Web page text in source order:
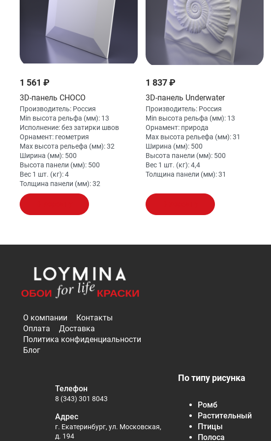
1 561 ₽
3D-панель CHOCO
Производитель: Россия
Min высота рельфа (мм): 13
Исполнение:без затирки швов
Орнамент: геометрия
Max высота рельефа (мм):32
Ширина (мм): 500
Высота панели (мм): 500
Вес 1 шт. (кг):4
Толщина панели (мм):32
1 837 ₽
3D-панель Underwater
Производитель: Россия
Min высота рельфа (мм): 13
Орнамент: природа
Max высота рельефа (мм):31
Ширина (мм): 500
Высота панели (мм): 500
Вес 1 шт. (кг):4,4
Толщина панели (мм):31
О компании
Контакты
Оплата
Доставка
Политика конфиденциальности
Блог
По типу рисунка
Ромб
Растительный
Птицы
Полоса
Телефон
8 (343) 301 8043
Адрес
г. Екатеринбург, ул. Московская,
д. 194